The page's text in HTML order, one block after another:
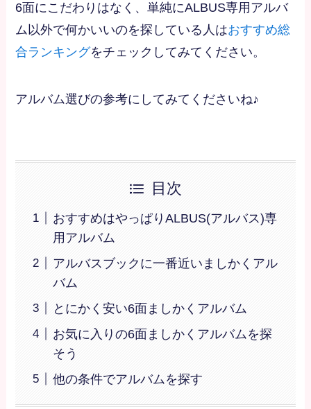
6面にこだわりはなく、単純にALBUS専用アルバ
ム以外で何かいいのを探している人はおすすめ総
合ランキングをチェックしてみてください。
アルバム選びの参考にしてみてくださいね♪
目次
おすすめはやっぱりALBUS(アルバス)専
用アルバム
アルバスブックに一番近いましかくアル
バム
とにかく安い6面ましかくアルバム
お気に入りの6面ましかくアルバムを探
そう
他の条件でアルバムを探す